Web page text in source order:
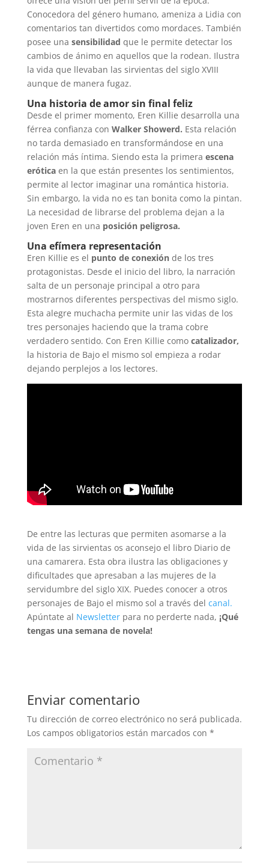
Conocedora del género humano, ameniza a Lidia con
comentarios tan divertidos como mordaces. También
posee una sensibilidad que le permite detectar los
cambios de ánimo en aquellos que la rodean. Ilustra
la vida que llevaban las sirvientas del siglo XVIII
aunque de manera fugaz.
Una historia de amor sin final feliz
Desde el primer momento, Eren Killie desarrolla una
férrea confianza con Walker Showerd. Esta relación
no tarda demasiado en transformándose en una
relación más íntima. Siendo esta la primera escena
eróticaen la que están presentes los sentimientos,
permite al lector imaginar una romántica historia.
Sin embargo, la vida no es tan bonita como la pintan.
La necesidad de librarse del problema dejan a la
joven Eren en una posición peligrosa.
Una efímera representación
Eren Killie es el punto de conexiónde los tres
protagonistas. Desde el inicio del libro, la narración
salta de un personaje principal a otro para
mostrarnos diferentes perspectivas del mismo siglo.
Esta alegre muchacha permite unir las vidas de los
tres personajes haciendo que la trama cobre
verdadero sentido. Con Eren Killie comocatalizador,
la historia de Bajo el mismo sol empieza a rodar
dejando perplejos a los lectores.
De entre las lecturas que permiten asomarse a la
vida de las sirvientas os aconsejo el libro Diario de
una camarera. Esta obra ilustra las obligaciones y
dificultades que apresaban a las mujeres de la
servidumbre del siglo XIX. Puedes conocer a otros
personajes de Bajo el mismo sol a través del canal.
Apúntate al Newsletterpara no perderte nada, ¡Qué
tengas una semana de novela!
Enviar comentario
Tu dirección de correo electrónico no será publicada.
Los campos obligatorios están marcados con *